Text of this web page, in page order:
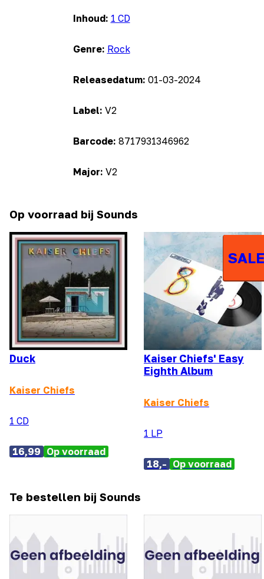
Inhoud: 1 CD
Genre: Rock
Releasedatum: 01-03-2024
Label: V2
Barcode: 8717931346962
Major: V2
Op voorraad bij Sounds
Duck
Kaiser Chiefs
1 CD
16,99 Op voorraad
Kaiser Chiefs' Easy
Eighth Album
Kaiser Chiefs
1 LP
18,- Op voorraad
Te bestellen bij Sounds